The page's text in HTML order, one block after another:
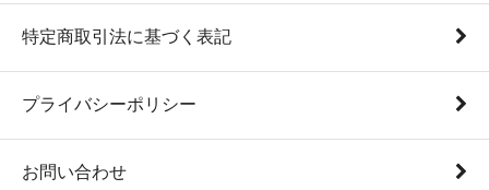
特定商取引法に基づく表記
プライバシーポリシー
お問い合わせ